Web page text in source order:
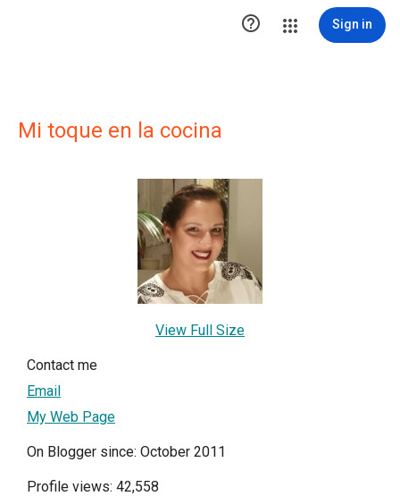
 Sign in
Mi toque en la cocina
View Full Size
Contact me
Email
My Web Page
On Blogger since: October 2011
Profile views: 42,558